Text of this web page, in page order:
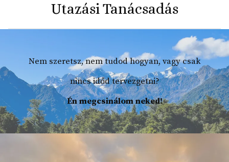
Utazási Tanácsadás
Nem szeretsz, nem tudod hogyan, vagy csak
nincs időd tervezgetni?
Én megcsinálom neked!